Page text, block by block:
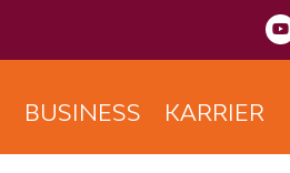
BUSINESS KARRIER